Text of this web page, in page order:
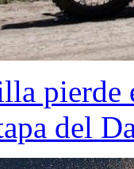
pierde
del